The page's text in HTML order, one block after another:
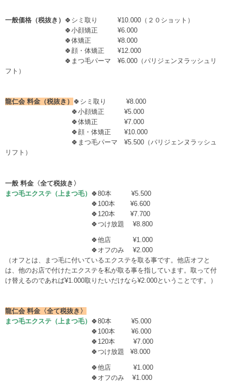
一般価格（税抜き） 🍀シミ取り ¥10.000（２０ショット）
🍀小顔矯正 ¥6.000
🍀体矯正 ¥8.000
🍀顔・体矯正 ¥12.000
🍀まつ毛パーマ ¥6.000（パリジェンヌラッシュリ
フト）
龍仁会 料金（税抜き） 🍀シミ取り ¥8.000
🍀小顔矯正 ¥5.000
🍀体矯正 ¥7.000
🍀顔・体矯正 ¥10.000
🍀まつ毛パーマ ¥5.500（パリジェンヌラッシュ
リフト）
一般 料金〈全て税抜き〉
まつ毛エクステ（上まつ毛） 🍀80本 ¥5.500
🍀100本 ¥6.600
🍀120本 ¥7.700
🍀つけ放題 ¥8.800
🍀他店 ¥1.000
🍀オフのみ ¥2.000
（オフとは、まつ毛に付いているエクステを取る事です。他店オフと
は、他のお店で付けたエクステを私が取る事を指しています。取って付
け替えるのであれば¥1.000取りたいだけなら¥2.000ということです。）
龍仁会 料金〈全て税抜き〉
まつ毛エクステ（上まつ毛） 🍀80本 ¥5.000
🍀100本 ¥6.000
🍀120本 ¥7.000
🍀つけ放題 ¥8.000
🍀他店 ¥1.000
🍀オフのみ ¥1.000